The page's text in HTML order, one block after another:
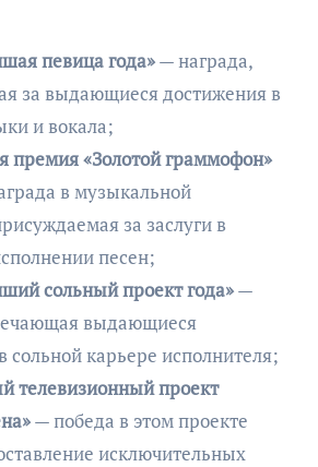
певица года»— награда,
за выдающиеся достижения в
и вокала;
премия «Золотой граммофон»
в музыкальной
за заслуги в
песен;
сольный проект года»—
выдающиеся
сольной карьере исполнителя;
телевизионный проект
— победа в этом проекте
исключительных